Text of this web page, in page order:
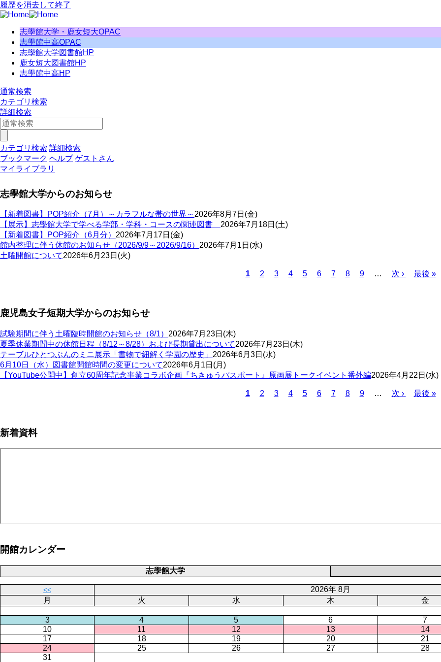
履歴を消去して終了
志學館大学・鹿女短大OPAC
志學館中高OPAC
志學館大学図書館HP
鹿女短大図書館HP
志學館中高HP
通常検索
カテゴリ検索
詳細検索
カテゴリ検索 詳細検索
ブックマーク ヘルプ ゲストさん
マイライブラリ
志學館大学からのお知らせ
【新着図書】POP紹介（7月）～カラフルな帯の世界～2026年8月7日(金)
【展示】志學館大学で学べる学部・学科・コースの関連図書 2026年7月18日(土)
【新着図書】POP紹介（6月分） 2026年7月17日(金)
館内整理に伴う休館のお知らせ（2026/9/9～2026/9/16） 2026年7月1日(水)
土曜開館について2026年6月23日(火)
送
カ
1 Page
2 Page
3 Page
4 Page
5 Page
6 Page
7 Page
8 Page
9 …
次
次 ›
最
最後 »
鹿児島女子短期大学からのお知らせ
試験期間に伴う土曜臨時開館のお知らせ（8/1） 2026年7月23日(木)
夏季休業期間中の休館日程（8/12～8/28）および長期貸出について2026年7月23日(木)
テーブルひとつぶんのミニ展示「書物で紐解く学園の歴史」 2026年6月3日(水)
6月10日（水）図書館開館時間の変更について2026年6月1日(月)
【YouTube公開中】創立60周年記念事業コラボ企画『ちきゅうパスポート』原画展トークイベント番外編2026年4月22日(水)
送
カ
1 Page
2 Page
3 Page
4 Page
5 Page
6 Page
7 Page
8 Page
9 …
次
次 ›
最
最後 »
新着資料
開館カレンダー
志學館大学
<< 2026年 8月
月 火 水 木 金
3
4 5 6 7
10
11 12 13 14
17
18 19 20 21
24
25 26 27 28
31